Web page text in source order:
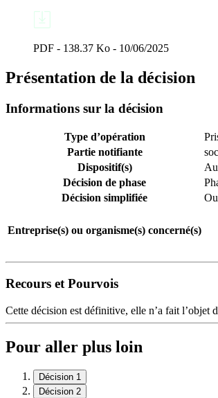
PDF - 138.37 Ko - 10/06/2025
Présentation de la décision
Informations sur la décision
Type d’opération
Partie notifiante
Dispositif(s)
Décision de phase
Décision simplifiée
Entreprise(s) ou organisme(s) concerné(s)
Recours et Pourvois
Cette décision est définitive, elle n’a fait l’objet
Pour aller plus loin
Décision 1
Décision 2